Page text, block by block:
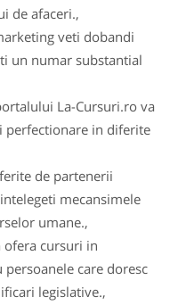
de afaceri.,
veti dobandi
un numar substantial
La-Cursuri.ro va
perfectionare in diferite
de partenerii
mecansimele
umane.,
ofera cursuri in
care doresc
legislative.,